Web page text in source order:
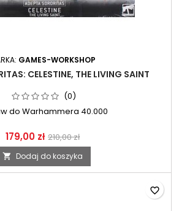
GAMES-WORKSHOP
CELESTINE, THE LIVING SAINT
(0)
do Warhammera 40.000
179,00 zł 210,00 zł
 Dodaj do koszyka
favorite_border